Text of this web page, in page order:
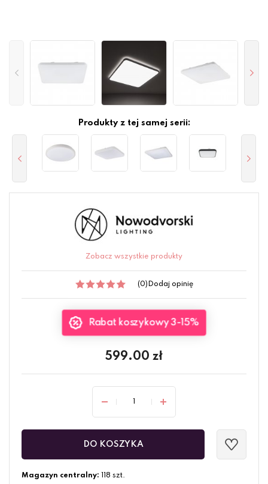
Produkty z tej samej serii:
Zobacz wszystkie produkty
(0) Dodaj opinię
Rabat koszykowy 3-15%
599.00 zł
DO KOSZYKA
Magazyn centralny: 118 szt.